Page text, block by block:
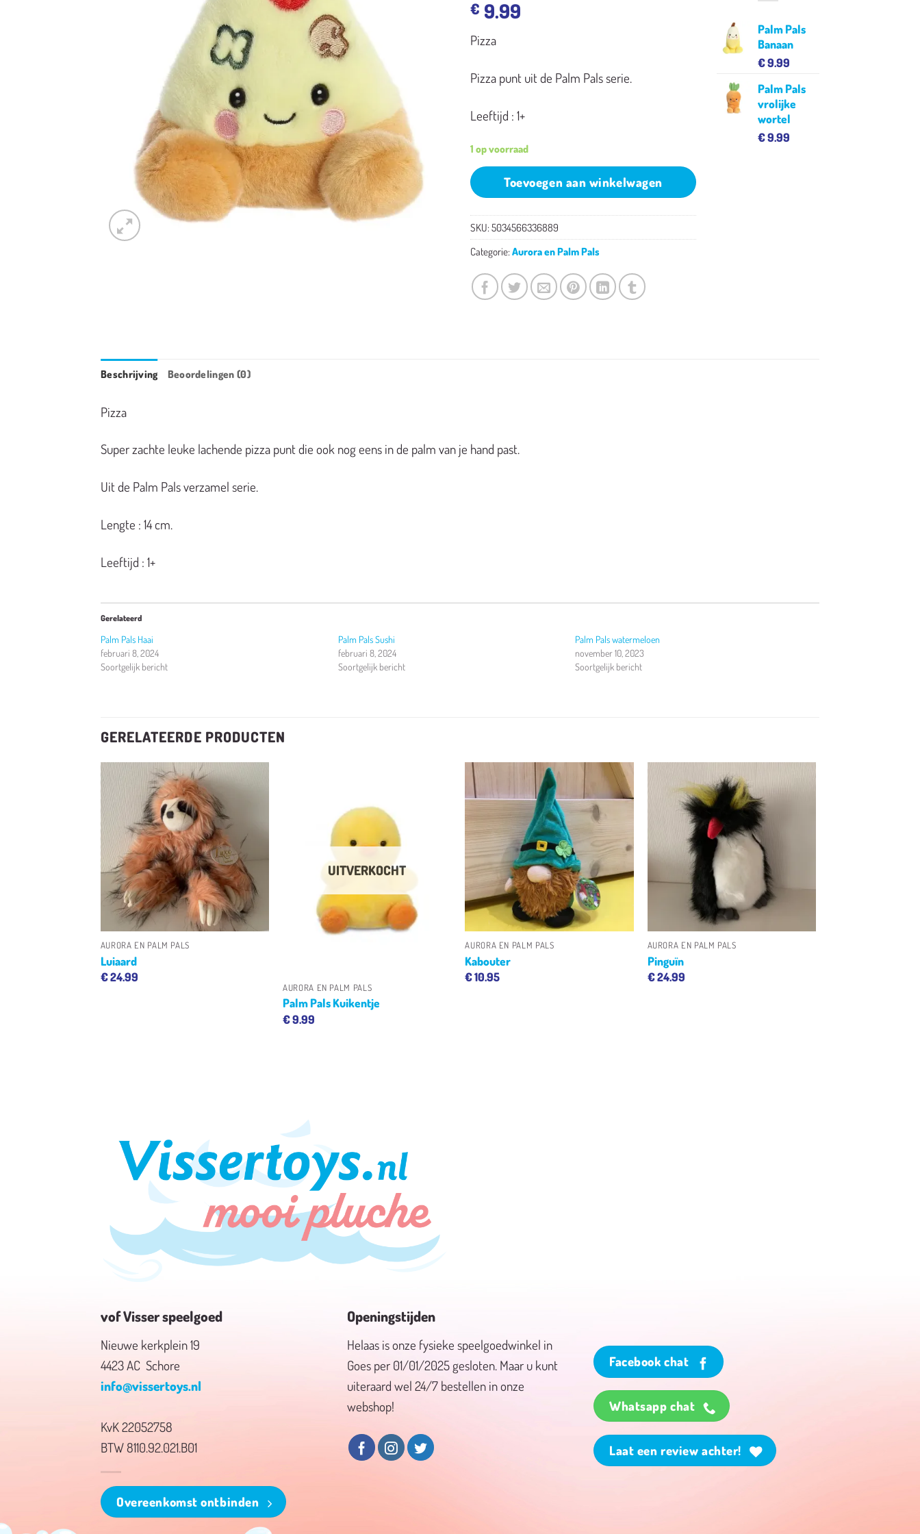
€ 9.99
Pizza
Pizza punt uit de Palm Pals serie.
Leeftijd : 1+
1 op voorraad
Toevoegen aan winkelwagen
SKU: 5034566336889
Categorie: Aurora en Palm Pals
Palm Pals
Banaan
€9.99
Palm Pals
vrolijke
wortel
€9.99
Beschrijving Beoordelingen (0)
Pizza
Super zachte leuke lachende pizza punt die ook nog eens in de palm van je hand past.
Uit de Palm Pals verzamel serie.
Lengte : 14 cm.
Leeftijd : 1+
Gerelateerd
Palm Pals Haai
februari 8, 2024
Soortgelijk bericht
Palm Pals Sushi
februari 8, 2024
Soortgelijk bericht
Palm Pals watermeloen
november 10, 2023
Soortgelijk bericht
GERELATEERDE PRODUCTEN
Toevoegen
aan
verlanglijst
+
AURORA EN PALM PALS
Luiaard
€24.99
verlanglijst
UITVERKOCHT
AURORA EN PALM PALS
Palm Pals Kuikentje
€9.99
Toevoegen
aan
verlanglijst
AURORA EN PALM PALS
Kabouter
€10.95
Toevoegen
verlanglijst
AURORA EN PALM PALS
Pinguïn
€24.99
vof Visser speelgoed
Nieuwe kerkplein 19
4423 AC Schore
info@vissertoys.nl
KvK 22052758
BTW 8110.92.021.B01
Overeenkomst ontbinden
Openingstijden
Helaas is onze fysieke speelgoedwinkel in
Goes per 01/01/2025 gesloten. Maar u kunt
uiteraard wel 24/7 bestellen in onze
webshop!
Facebook chat
Whatsapp chat
Laat een review achter!